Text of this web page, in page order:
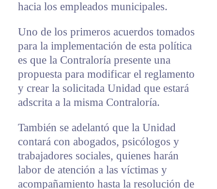
hacia los empleados municipales.
Uno de los primeros acuerdos tomados
para la implementación de esta política
es que la Contraloría presente una
propuesta para modificar el reglamento
y crear la solicitada Unidad que estará
adscrita a la misma Contraloría.
También se adelantó que la Unidad
contará con abogados, psicólogos y
trabajadores sociales, quienes harán
labor de atención a las víctimas y
acompañamiento hasta la resolución de